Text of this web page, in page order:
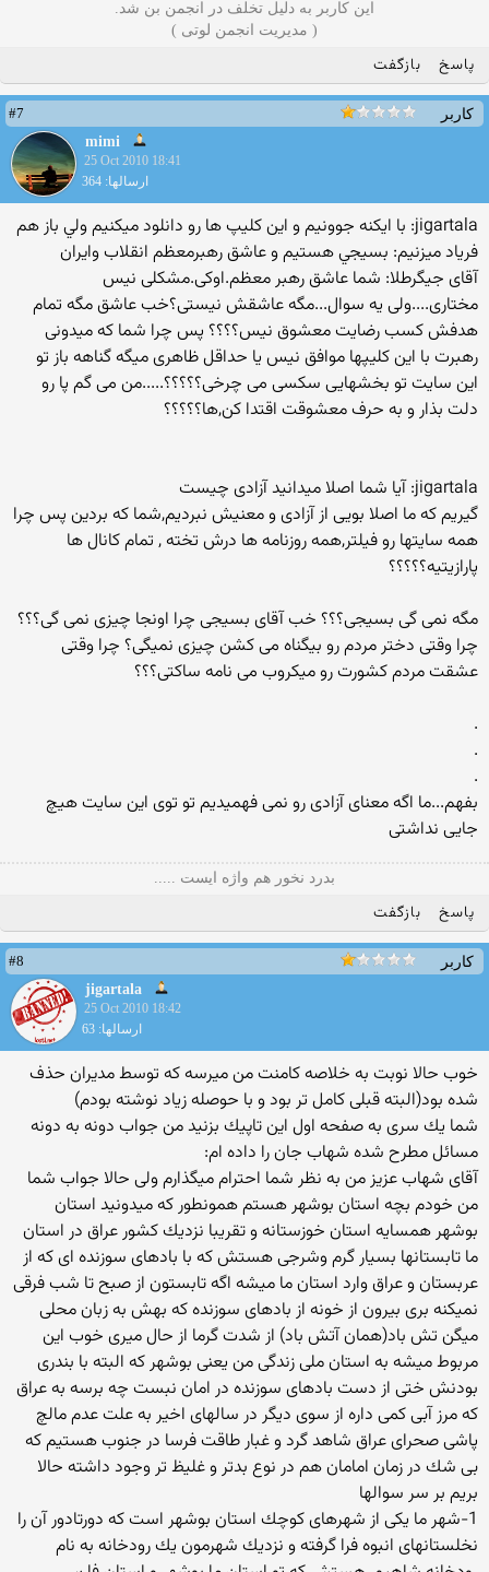
این کاربر به دلیل تخلف در انجمن بن شد.
( مدیریت انجمن لوتی )
پاسخ بازگفت
کاربر
#7
mimi
25 Oct 2010 18:41
ارسالها: 364
jigartala: با ايكنه جوونيم و اين كليپ ها رو دانلود ميكنيم ولي باز هم
فرياد ميزنيم: بسيجي هستيم و عاشق رهبرمعظم انقلاب وايران
آقای جیگرطلا: شما عاشق رهبر معظم.اوكی.مشكلی نیس
مختاری....ولی یه سوال...مگه عاشقش نیستی؟خب عاشق مگه تمام
هدفش كسب رضایت معشوق نیس؟؟؟؟ پس چرا شما كه میدونی
رهبرت با این كلیپها موافق نیس یا حداقل ظاهری میگه گناهه باز تو
این سایت تو بخشهایی سكسی می چرخی؟؟؟؟؟.....من می گم پا رو
دلت بذار و به حرف معشوقت اقتدا كن,ها؟؟؟؟؟
jigartala: آیا شما اصلا میدانید آزادی چیست
گیریم كه ما اصلا بویی از آزادی و معنیش نبردیم,شما كه بردین پس چرا
همه سایتها رو فیلتر,همه روزنامه ها درش تخته , تمام كانال ها
پارازیتیه؟؟؟؟؟
مگه نمی گی بسیجی؟؟؟ خب آقای بسیجی چرا اونجا چیزی نمی گی؟؟؟
چرا وقتی دختر مردم رو بیگناه می كشن چیزی نمیگی؟ چرا وقتی
عشقت مردم كشورت رو میكروب می نامه ساكتی؟؟؟
.
.
.
بفهم...ما اگه معنای آزادی رو نمی فهمیدیم تو توی این سایت هیچ
جایی نداشتی
بدرد نخور هم واژه ایست .....
پاسخ بازگفت
کاربر
#8
jigartala
25 Oct 2010 18:42
ارسالها: 63
خوب حالا نوبت به خلاصه كامنت من میرسه كه توسط مدیران حذف
شده بود(البته قبلی كامل تر بود و با حوصله زیاد نوشته بودم)
شما یك سری به صفحه اول این تاپیك بزنید من جواب دونه به دونه
مسائل مطرح شده شهاب جان را داده ام:
آقای شهاب عزیز من به نظر شما احترام میگذارم ولی حالا جواب شما
من خودم بچه استان بوشهر هستم همونطور كه میدونید استان
بوشهر همسایه استان خوزستانه و تقریبا نزدیك كشور عراق در استان
ما تابستانها بسیار گرم وشرجی هستش كه با بادهای سوزنده ای كه از
عربستان و عراق وارد استان ما میشه اگه تابستون از صبح تا شب فرقی
نمیكنه بری بیرون از خونه از بادهای سوزنده كه بهش به زبان محلی
میگن تش باد(همان آتش باد) از شدت گرما از حال میری خوب این
مربوط میشه به استان ملی زندگی من یعنی بوشهر كه البته با بندری
بودنش ختی از دست بادهای سوزنده در امان نبست چه برسه به عراق
كه مرز آبی كمی داره از سوی دیگر در سالهای اخیر به علت عدم مالچ
پاشی صحرای عراق شاهد گرد و غبار طاقت فرسا در جنوب هستیم كه
بی شك در زمان امامان هم در نوع بدتر و غلیظ تر وجود داشته حالا
بریم بر سر سوالها
1-شهر ما یكی از شهرهای كوچك استان بوشهر است كه دورتادور آن را
نخلستانهای انبوه فرا گرفته و نزدیك شهرمون یك رودخانه به نام